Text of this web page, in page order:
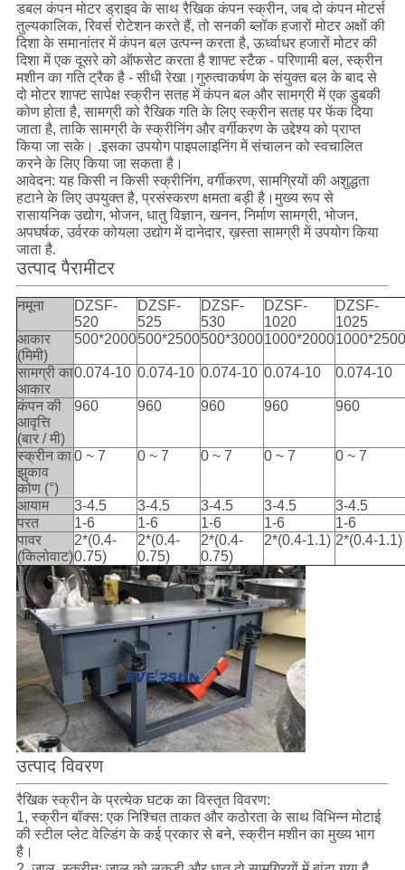
डबल कंपन मोटर ड्राइव के साथ रैखिक कंपन स्क्रीन, जब दो कंपन मोटर्स
तुल्यकालिक, रिवर्स रोटेशन करते हैं, तो सनकी ब्लॉक हजारों मोटर अक्षों की
दिशा के समानांतर में कंपन बल उत्पन्न करता है, ऊर्ध्वाधर हजारों मोटर की
दिशा में एक दूसरे को ऑफसेट करता है शाफ्ट स्टैक - परिणामी बल, स्क्रीन
मशीन का गति ट्रैक है - सीधी रेखा।गुरुत्वाकर्षण के संयुक्त बल के बाद से
दो मोटर शाफ्ट सापेक्ष स्क्रीन सतह में कंपन बल और सामग्री में एक डुबकी
कोण होता है, सामग्री को रैखिक गति के लिए स्क्रीन सतह पर फेंक दिया
जाता है, ताकि सामग्री के स्क्रीनिंग और वर्गीकरण के उद्देश्य को प्राप्त
किया जा सके। .इसका उपयोग पाइपलाइनिंग में संचालन को स्वचालित
करने के लिए किया जा सकता है।
आवेदन: यह किसी न किसी स्क्रीनिंग, वर्गीकरण, सामग्रियों की अशुद्धता
हटाने के लिए उपयुक्त है, प्रसंस्करण क्षमता बड़ी है।मुख्य रूप से
रासायनिक उद्योग, भोजन, धातु विज्ञान, खनन, निर्माण सामग्री, भोजन,
अपघर्षक, उर्वरक कोयला उद्योग में दानेदार, ख़स्ता सामग्री में उपयोग किया
जाता है.
उत्पाद पैरामीटर
नमूना
DZSF-
520
DZSF-
525
DZSF-
530
DZSF-
1020
DZSF-
1025
आकार
(मिमी)
500*2000500*2500500*30001000*20001000*2500
सामग्री का
आकार
0.074-10 0.074-10 0.074-10 0.074-10 0.074-10
कंपन की
आवृत्ति
(बार / मी)
960 960 960 960 960
स्क्रीन का
झुकाव
कोण (°)
0 ~ 7 0 ~ 7 0 ~ 7 0 ~ 7 0 ~ 7
आयाम 3-4.5 3-4.5 3-4.5 3-4.5
3-4.5
परत
1-6 1-6 1-6 1-6
1-6
पावर
(किलोवाट)
2*(0.4-
0.75)
2*(0.4-
0.75)
2*(0.4-
0.75)
2*(0.4-1.1) 2*(0.4-1.1)
उत्पाद विवरण
रैखिक स्क्रीन के प्रत्येक घटक का विस्तृत विवरण:
1, स्क्रीन बॉक्स: एक निश्चित ताकत और कठोरता के साथ विभिन्न मोटाई
की स्टील प्लेट वेल्डिंग के कई प्रकार से बने, स्क्रीन मशीन का मुख्य भाग
है।